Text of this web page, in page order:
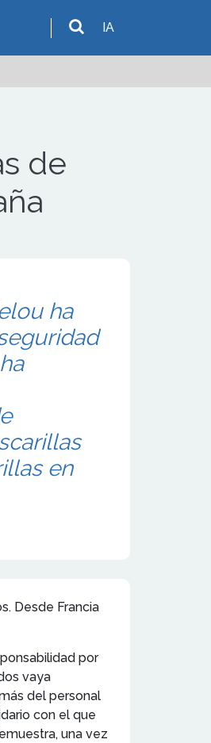
IA
de
ha
en
Desde Francia
por
vaya
del personal
con el que
una vez